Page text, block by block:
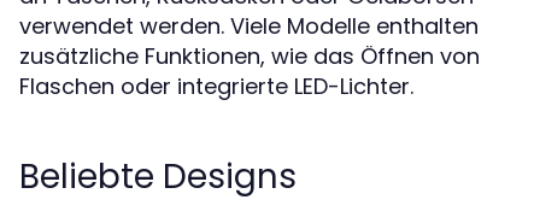
verwendet werden. Viele Modelle enthalten
zusätzliche Funktionen, wie das Öffnen von
Flaschen oder integrierte LED-Lichter.
Beliebte Designs